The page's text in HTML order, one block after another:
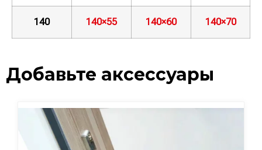
140 140×55 140×60 140×70
Добавьте аксессуары